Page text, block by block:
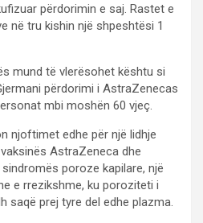
përdorimin e saj. Rastet e
në tru kishin një shpeshtësi 1
mund të vlerësohet kështu si
përdorimi i AstraZenecas
mbi moshën 60 vjeç.
njoftimet edhe për një lidhje
AstraZeneca dhe
poroze kapilare, një
e rrezikshme, ku poroziteti i
saqë prej tyre del edhe plazma.